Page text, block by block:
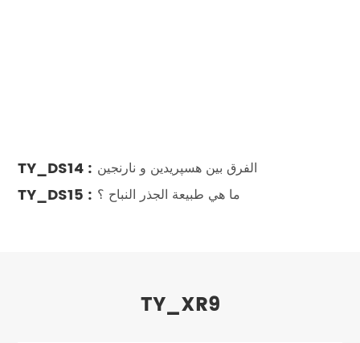
TY_DS14 : الفرق بين هسپريدين و نارنجين
TY_DS15 : ما هي طبيعة الجذر النباح ؟
TY_XR9